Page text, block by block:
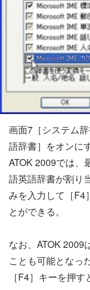
画面7［システム
語辞書］をオンに
ATOK 2009では、
語英語辞書が割り
みを入力して［F4
とができる。
なお、ATOK 2009
ことも可能となっ
［F4］キーを押